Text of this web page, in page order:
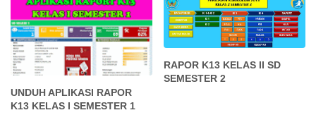
UNDUH APLIKASI RAPOR
K13 KELAS I SEMESTER 1
RAPOR K13 KELAS II SD
SEMESTER 2